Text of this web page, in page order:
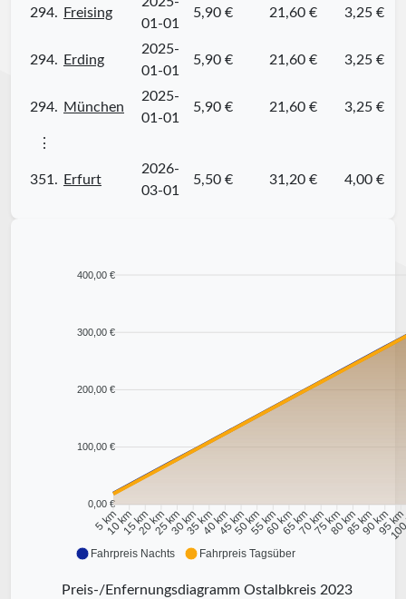
294. Freising
01-01
5,90 € 21,60 € 3,25 €
294. Erding
2025-
01-01
5,90 € 21,60 € 3,25 €
294. München
2025-
01-01
5,90 € 21,60 € 3,25 €
⋮
351. Erfurt
2026-
03-01
5,50 € 31,20 € 4,00 €
400,00 €
300,00 €
200,00 €
100,00 €
0,00 €
5 km
10 km15 km20 km25 km30 km35 km40 km45 km50 km55 km60 km65 km70 km75 km80 km85 km90 km95 km
Fahrpreis Nachts Fahrpreis Tagsüber
Preis-/Enfernungsdiagramm Ostalbkreis 2023